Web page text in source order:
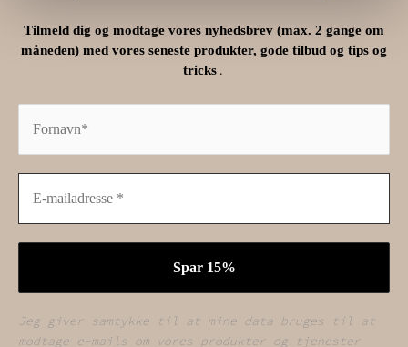
Tilmeld dig og modtage vores nyhedsbrev (max. 2 gange om
måneden) med vores seneste produkter, gode tilbud og tips og
tricks .
Jeg giver samtykke til at mine data bruges til at
modtage e-mails om vores produkter og tjenester